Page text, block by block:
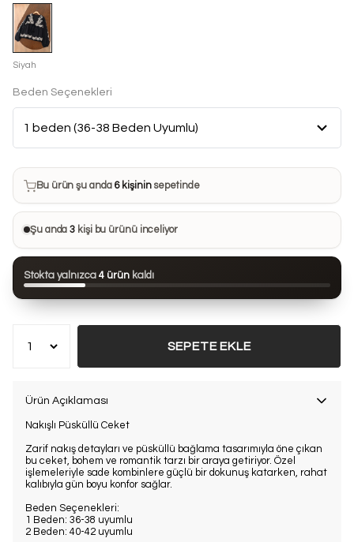
Siyah
Beden Seçenekleri
Bu ürün son 7 günde19 kezsatın alındı
Bu ürün şu anda 6 kişininsepetinde
Bu ürünü 15 kişi favorilerine ekledi
Bu ürün son 24 saatte93 kezgörüntülendi
Şu anda3 kişi bu ürünü inceliyor
Stokta yalnızca 4 ürün kaldı
SEPETE EKLE
Ürün Açıklaması
Nakışlı Püsküllü Ceket
Zarif nakış detayları ve püsküllü bağlama tasarımıyla öne çıkan
bu ceket, bohem ve romantik tarzı bir araya getiriyor. Özel
işlemeleriyle sade kombinlere güçlü bir dokunuş katarken, rahat
kalıbıyla gün boyu konfor sağlar.
Beden Seçenekleri:
1 Beden: 36-38 uyumlu
2 Beden: 40-42 uyumlu